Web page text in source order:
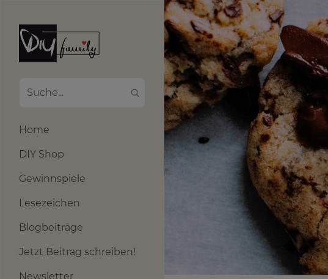
Home
DIY Shop
Gewinnspiele
Lesezeichen
Blogbeiträge
Jetzt Beitrag schreiben!
Newsletter